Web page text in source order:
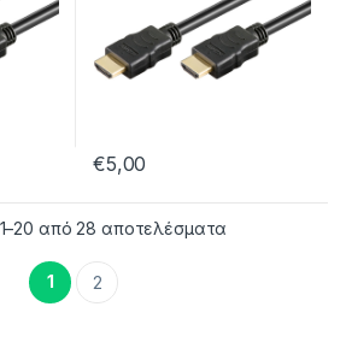
€5,00
από 28 αποτελέσματα
1 2